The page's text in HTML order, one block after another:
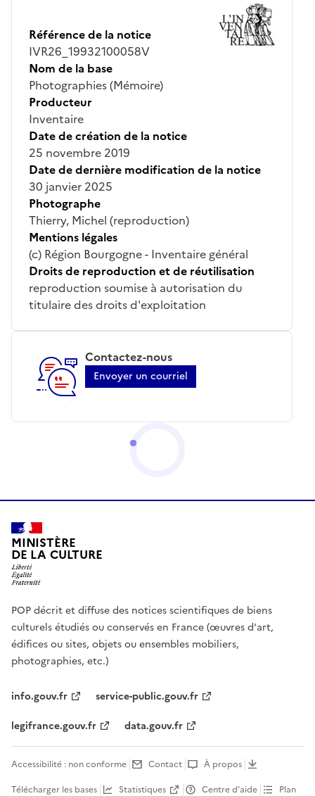
Référence de la notice
IVR26_19932100058V
Nom de la base
Photographies (Mémoire)
Producteur
Inventaire
Date de création de la notice
25 novembre 2019
Date de dernière modification de la notice
30 janvier 2025
Photographe
Thierry, Michel (reproduction)
Mentions légales
(c) Région Bourgogne - Inventaire général
Droits de reproduction et de réutilisation
reproduction soumise à autorisation du
titulaire des droits d'exploitation
Contactez-nous
Envoyer un courriel
MINISTÈRE
DE LA CULTURE
POP décrit et diffuse des notices scientifiques de biens
culturels étudiés ou conservés en France (œuvres d'art,
édifices ou sites, objets ou ensembles mobiliers,
photographies, etc.)
info.gouv.fr
service-public.gouv.fr
legifrance.gouv.fr
data.gouv.fr
Accessibilité : non conforme Contact
À propos
Télécharger les bases
Statistiques Centre d’aide Plan